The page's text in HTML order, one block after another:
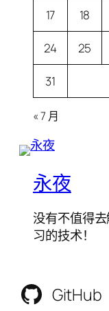
17 18
24 25
31
« 7 月
永夜
没有不值得
习的技术！
GitHub